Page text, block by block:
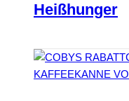
Heißhunger